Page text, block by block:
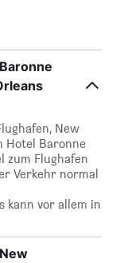
New
Hotel Baronne
zum Flughafen
Verkehr normal
kann vor allem in